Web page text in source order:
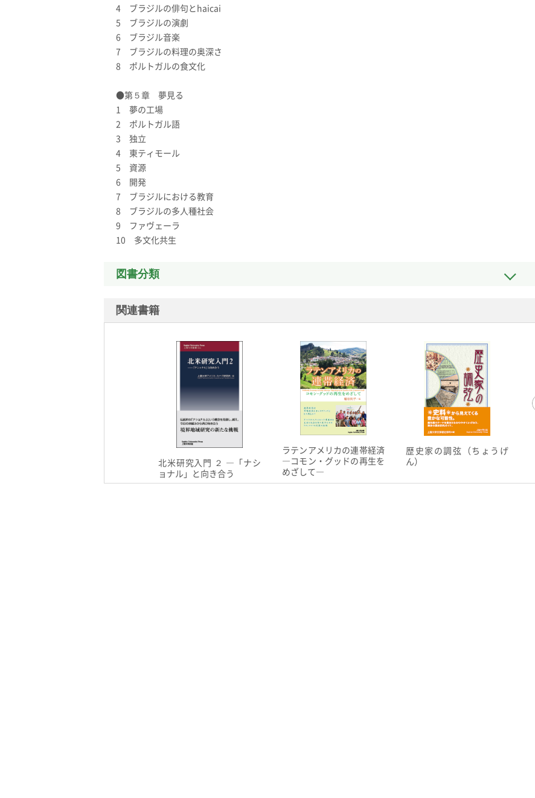
4 ブラジルの俳句とhaicai
5 ブラジルの演劇
6 ブラジル音楽
7 ブラジルの料理の奥深さ
8 ポルトガルの食文化
●第５章 夢見る
1 夢の工場
2 ポルトガル語
3 独立
4 東ティモール
5 資源
6 開発
7 ブラジルにおける教育
8 ブラジルの多人種社会
9 ファヴェーラ
10 多文化共生
図書分類
関連書籍
北米研究入門 ２ ―「ナシ
ョナル」と向き合う
ラテンアメリカの連帯経済
―コモン・グッドの再生を
めざして―
歴史家の調弦（ちょうげ
ん）